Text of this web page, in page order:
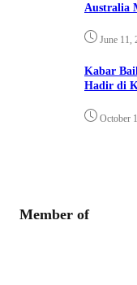
Australia
June 11,
Kabar
Hadir di
October
Member of